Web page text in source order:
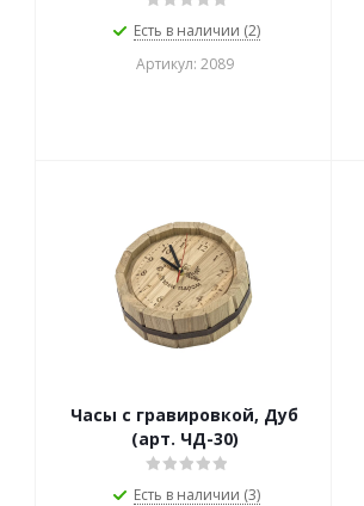
Есть в наличии (2)
Артикул: 2089
Часы с гравировкой, Дуб
(арт. ЧД-30)
Есть в наличии (3)